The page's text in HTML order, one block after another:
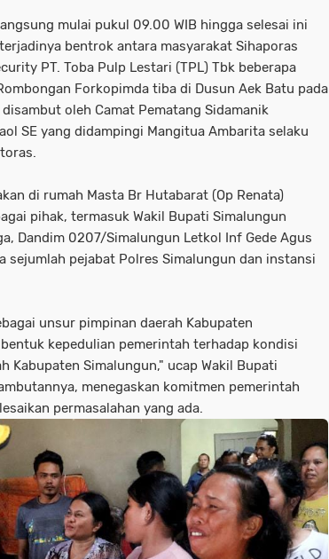
mulai pukul 09.00 WIB hingga selesai ini
bentrok antara masyarakat Sihaporas
PT. Toba Pulp Lestari (TPL) Tbk beberapa
Forkopimda tiba di Dusun Aek Batu pada
oleh Camat Pematang Sidamanik
SE yang didampingi Mangitua Ambarita selaku
di rumah Masta Br Hutabarat (Op Renata)
pihak, termasuk Wakil Bupati Simalungun
Dandim 0207/Simalungun Letkol Inf Gede Agus
sejumlah pejabat Polres Simalungun dan instansi
unsur pimpinan daerah Kabupaten
kepedulian pemerintah terhadap kondisi
Kabupaten Simalungun," ucap Wakil Bupati
menegaskan komitmen pemerintah
permasalahan yang ada.